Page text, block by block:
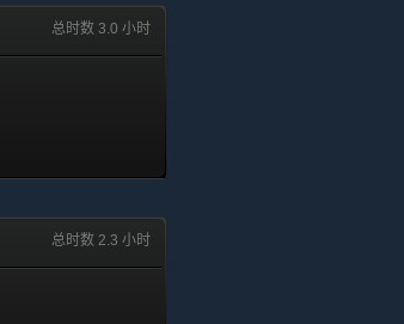
总时数 3.0 小时
总时数 2.3 小时